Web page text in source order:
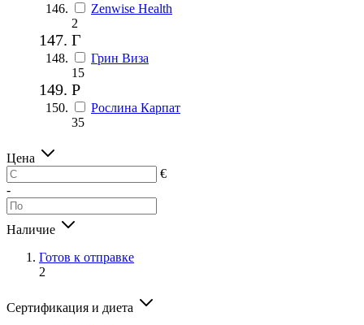
Zenwise Health
2
Г
Грин Виза
15
Р
Рослина Карпат
35
Цена
€
-
Наличие
Готов к отправке
2
Сертификация и диета